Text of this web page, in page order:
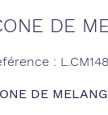
DE
:
DE